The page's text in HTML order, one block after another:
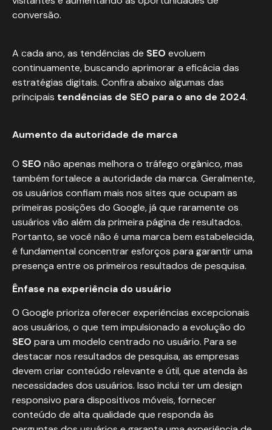
conversão.
A cada ano, as tendências de SEO evoluem
continuamente, buscando aprimorar a eficácia das
estratégias digitais. Confira abaixo algumas das
principais tendências de SEO para o ano de 2024.
Aumento da autoridade de marca
O SEO não apenas melhora o tráfego orgânico, mas
também fortalece a autoridade da marca. Geralmente,
os usuários confiam mais nos sites que ocupam as
primeiras posições do Google, já que raramente os
usuários vão além da primeira página de resultados.
Portanto, se você não é uma marca bem estabelecida,
é fundamental concentrar esforços para garantir uma
presença entre os primeiros resultados de pesquisa.
Ênfase na experiência do usuário
O Google prioriza oferecer experiências excepcionais
aos usuários, o que tem impulsionado a evolução do
SEO para um modelo centrado no usuário. Para se
destacar nos resultados de pesquisa, as empresas
devem criar conteúdo relevante e útil, que atenda às
necessidades dos usuários. Isso inclui ter um design
responsivo para dispositivos móveis, fornecer
conteúdo de alta qualidade que responda às